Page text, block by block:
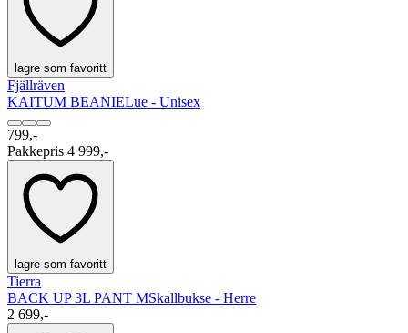
lagre som favoritt
Fjällräven
KAITUM BEANIELue - Unisex
799,-
Pakkepris 4 999,-
lagre som favoritt
Tierra
BACK UP 3L PANT MSkallbukse - Herre
2 699,-